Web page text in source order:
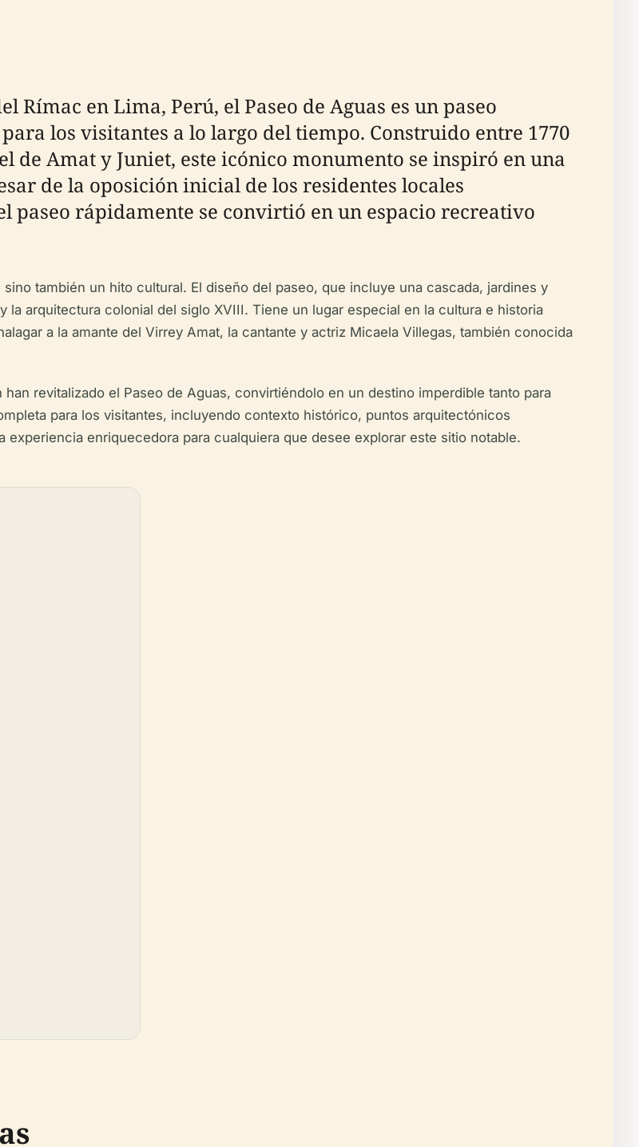
en Lima, Perú, el Paseo de Aguas es un paseo
los visitantes a lo largo del tiempo. Construido entre 1770
de Amat y Juniet, este icónico monumento se inspiró en una
de la oposición inicial de los residentes locales
paseo rápidamente se convirtió en un espacio recreativo
también un hito cultural. El diseño del paseo, que incluye una cascada, jardines y
arquitectura colonial del siglo XVIII. Tiene un lugar especial en la cultura e historia
a la amante del Virrey Amat, la cantante y actriz Micaela Villegas, también conocida
revitalizado el Paseo de Aguas, convirtiéndolo en un destino imperdible tanto para
para los visitantes, incluyendo contexto histórico, puntos arquitectónicos
enriquecedora para cualquiera que desee explorar este sitio notable.